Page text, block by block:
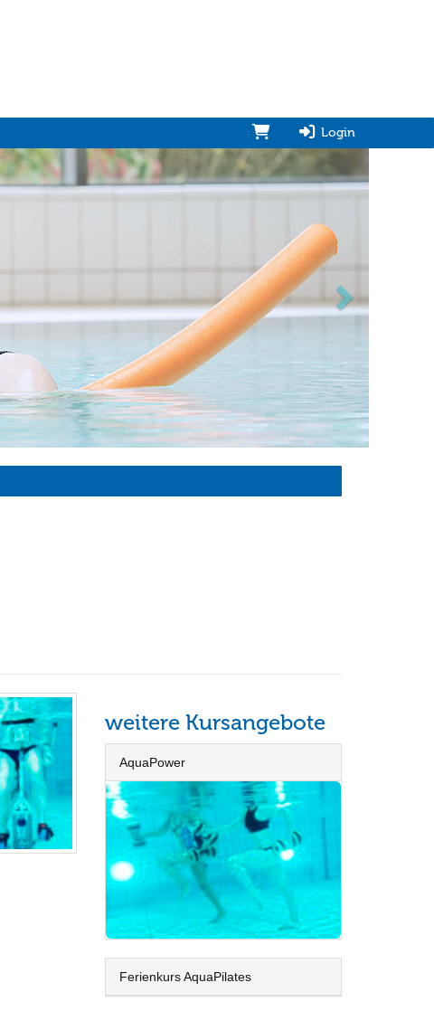
Login
vorwärts
weitere Kursangebote
AquaPower
Ferienkurs AquaPilates